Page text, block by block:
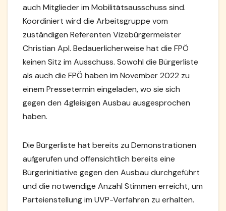
auch Mitglieder im Mobilitätsausschuss sind.
Koordiniert wird die Arbeitsgruppe vom
zuständigen Referenten Vizebürgermeister
Christian Apl. Bedauerlicherweise hat die FPÖ
keinen Sitz im Ausschuss. Sowohl die Bürgerliste
als auch die FPÖ haben im November 2022 zu
einem Pressetermin eingeladen, wo sie sich
gegen den 4gleisigen Ausbau ausgesprochen
haben.
Die Bürgerliste hat bereits zu Demonstrationen
aufgerufen und offensichtlich bereits eine
Bürgerinitiative gegen den Ausbau durchgeführt
und die notwendige Anzahl Stimmen erreicht, um
Parteienstellung im UVP-Verfahren zu erhalten.